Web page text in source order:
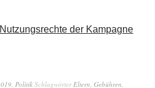
der Kampagne
, Politik SchlagwörterEltern, Gebühren,